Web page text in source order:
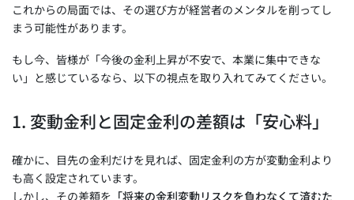
これからの局面では、その選び方が経営者のメンタルを削ってし
まう可能性があります。
もし今、皆様が「今後の金利上昇が不安で、本業に集中できな
い」と感じているなら、以下の視点を取り入れてみてください。
1. 変動金利と固定金利の差額は「安心料」
確かに、目先の金利だけを見れば、固定金利の方が変動金利より
も高く設定されています。
しかし、その差額を 「将来の金利変動リスクを負わなくて済むた